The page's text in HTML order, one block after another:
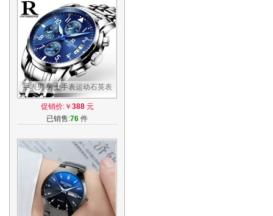
手表男 男士手表运动石英表
防水时尚潮流夜光精钢带男表
机械腕表
促销价:￥ 388元
已销售:76 件